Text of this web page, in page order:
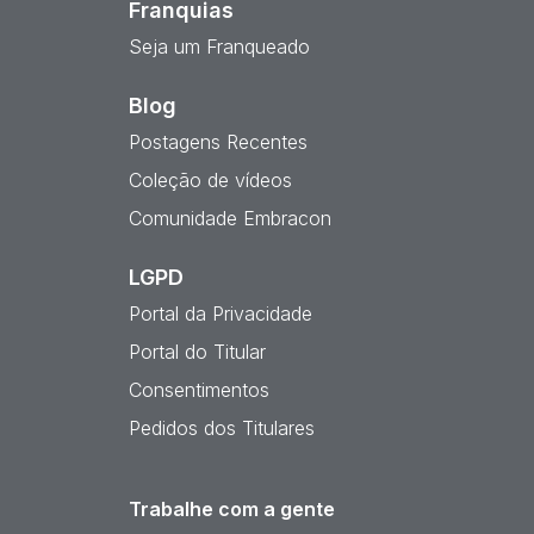
Franquias
Seja um Franqueado
Blog
Postagens Recentes
Coleção de vídeos
Comunidade Embracon
LGPD
Portal da Privacidade
Portal do Titular
Consentimentos
Pedidos dos Titulares
Trabalhe com a gente